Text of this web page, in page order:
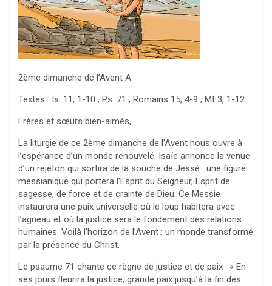
2ème dimanche de l’Avent A.
Textes : Is. 11, 1-10 ; Ps. 71 ; Romains 15, 4-9 ; Mt 3, 1-12.
Frères et sœurs bien-aimés,
La liturgie de ce 2ème dimanche de l’Avent nous ouvre à
l’espérance d’un monde renouvelé. Isaïe annonce la venue
d’un rejeton qui sortira de la souche de Jessé : une figure
messianique qui portera l’Esprit du Seigneur, Esprit de
sagesse, de force et de crainte de Dieu. Ce Messie
instaurera une paix universelle où le loup habitera avec
l’agneau et où la justice sera le fondement des relations
humaines. Voilà l’horizon de l’Avent : un monde transformé
par la présence du Christ.
Le psaume 71 chante ce règne de justice et de paix : « En
ses jours fleurira la justice, grande paix jusqu’à la fin des